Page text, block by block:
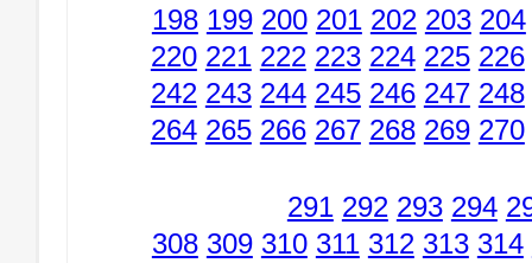
198 199 200 201 202 203 204
220 221 222 223 224 225 226
242 243 244 245 246 247 248
264 265 266 267 268 269 270
291 292 293 294
308 309 310 311 312 313 314